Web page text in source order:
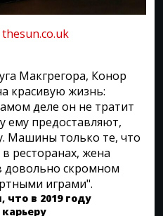
thesun.co.uk
Макгрегора, Конор
красивую жизнь:
деле он не тратит
ему предоставляют,
Машины только те, что
ресторанах, жена
довольно скромном
играми".
что в 2019 году